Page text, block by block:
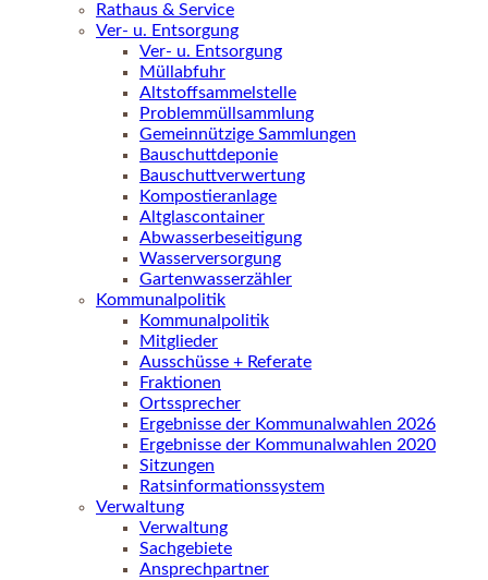
Rathaus & Service
Ver- u. Entsorgung
Ver- u. Entsorgung
Müllabfuhr
Altstoffsammelstelle
Problemmüllsammlung
Gemeinnützige Sammlungen
Bauschuttdeponie
Bauschuttverwertung
Kompostieranlage
Altglascontainer
Abwasserbeseitigung
Wasserversorgung
Gartenwasserzähler
Kommunalpolitik
Kommunalpolitik
Mitglieder
Ausschüsse + Referate
Fraktionen
Ortssprecher
Ergebnisse der Kommunalwahlen 2026
Ergebnisse der Kommunalwahlen 2020
Sitzungen
Ratsinformationssystem
Verwaltung
Verwaltung
Sachgebiete
Ansprechpartner